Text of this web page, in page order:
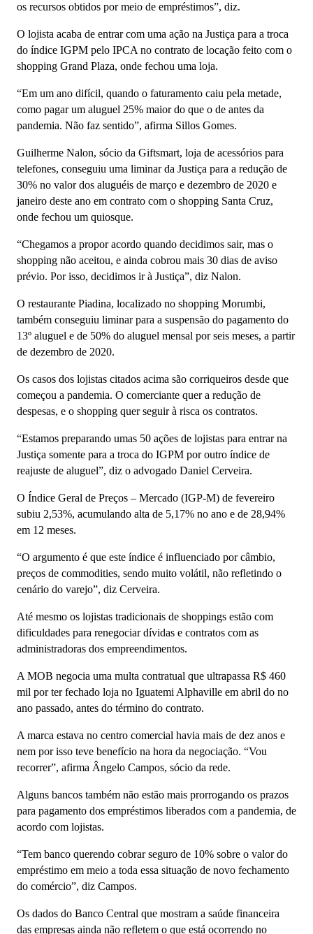
os recursos obtidos por meio de empréstimos”, diz.
O lojista acaba de entrar com uma ação na Justiça para a troca
do índice IGPM pelo IPCA no contrato de locação feito com o
shopping Grand Plaza, onde fechou uma loja.
“Em um ano difícil, quando o faturamento caiu pela metade,
como pagar um aluguel 25% maior do que o de antes da
pandemia. Não faz sentido”, afirma Sillos Gomes.
Guilherme Nalon, sócio da Giftsmart, loja de acessórios para
telefones, conseguiu uma liminar da Justiça para a redução de
30% no valor dos aluguéis de março e dezembro de 2020 e
janeiro deste ano em contrato com o shopping Santa Cruz,
onde fechou um quiosque.
“Chegamos a propor acordo quando decidimos sair, mas o
shopping não aceitou, e ainda cobrou mais 30 dias de aviso
prévio. Por isso, decidimos ir à Justiça”, diz Nalon.
O restaurante Piadina, localizado no shopping Morumbi,
também conseguiu liminar para a suspensão do pagamento do
13º aluguel e de 50% do aluguel mensal por seis meses, a partir
de dezembro de 2020.
Os casos dos lojistas citados acima são corriqueiros desde que
começou a pandemia. O comerciante quer a redução de
despesas, e o shopping quer seguir à risca os contratos.
“Estamos preparando umas 50 ações de lojistas para entrar na
Justiça somente para a troca do IGPM por outro índice de
reajuste de aluguel”, diz o advogado Daniel Cerveira.
O Índice Geral de Preços – Mercado (IGP-M) de fevereiro
subiu 2,53%, acumulando alta de 5,17% no ano e de 28,94%
em 12 meses.
“O argumento é que este índice é influenciado por câmbio,
preços de commodities, sendo muito volátil, não refletindo o
cenário do varejo”, diz Cerveira.
Até mesmo os lojistas tradicionais de shoppings estão com
dificuldades para renegociar dívidas e contratos com as
administradoras dos empreendimentos.
A MOB negocia uma multa contratual que ultrapassa R$ 460
mil por ter fechado loja no Iguatemi Alphaville em abril do no
ano passado, antes do término do contrato.
A marca estava no centro comercial havia mais de dez anos e
nem por isso teve benefício na hora da negociação. “Vou
recorrer”, afirma Ângelo Campos, sócio da rede.
Alguns bancos também não estão mais prorrogando os prazos
para pagamento dos empréstimos liberados com a pandemia, de
acordo com lojistas.
“Tem banco querendo cobrar seguro de 10% sobre o valor do
empréstimo em meio a toda essa situação de novo fechamento
do comércio”, diz Campos.
Os dados do Banco Central que mostram a saúde financeira
das empresas ainda não refletem o que está ocorrendo no